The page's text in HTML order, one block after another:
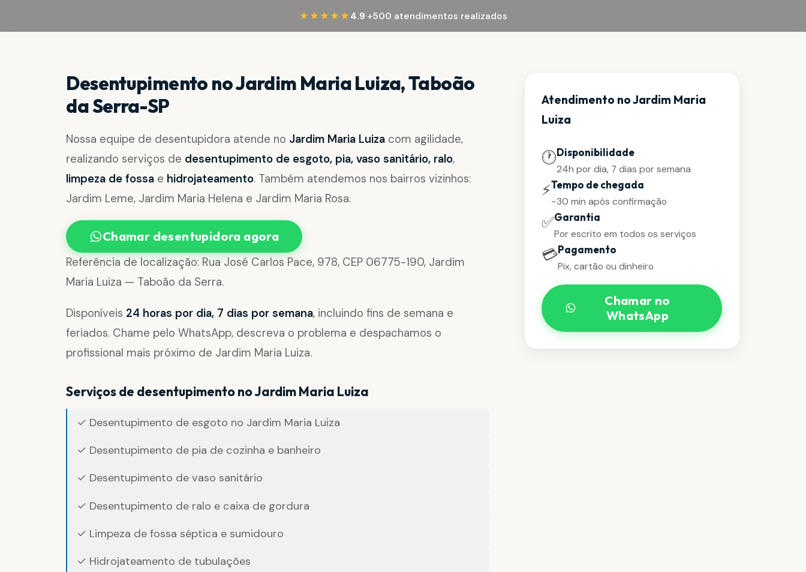
★★★★★ 4.9·+500 atendimentos realizados
Desentupimento no Jardim Maria Luiza, Taboão
da Serra-SP
Nossa equipe de desentupidora atende no Jardim Maria Luiza com agilidade,
realizando serviços de desentupimento de esgoto, pia, vaso sanitário, ralo,
limpeza de fossa e hidrojateamento. Também atendemos nos bairros vizinhos:
Jardim Leme, Jardim Maria Helena e Jardim Maria Rosa.
Chamar desentupidora agora
Referência de localização: Rua José Carlos Pace, 978, CEP 06775-190, Jardim
Maria Luiza — Taboão da Serra.
Disponíveis 24 horas por dia, 7 dias por semana, incluindo fins de semana e
feriados. Chame pelo WhatsApp, descreva o problema e despachamos o
profissional mais próximo de Jardim Maria Luiza.
Serviços de desentupimento no Jardim Maria Luiza
✓ Desentupimento de esgoto no Jardim Maria Luiza
✓ Desentupimento de pia de cozinha e banheiro
✓ Desentupimento de vaso sanitário
✓ Desentupimento de ralo e caixa de gordura
✓ Limpeza de fossa séptica e sumidouro
✓ Hidrojateamento de tubulações
Atendimento no Jardim Maria
Luiza
🕐Disponibilidade
24h por dia, 7 dias por semana
⚡Tempo de chegada
~30 min após confirmação
✅Garantia
Por escrito em todos os serviços
💳Pagamento
Pix, cartão ou dinheiro
Chamar no
WhatsApp